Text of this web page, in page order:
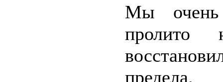
Мы очень
пролито